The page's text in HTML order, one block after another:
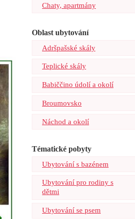
Chaty, apartmány
Oblast ubytování
Adršpašské skály
Teplické skály
Babiččino údolí a okolí
Broumovsko
Náchod a okolí
Tématické pobyty
Ubytování s bazénem
Ubytování pro rodiny s
dětmi
Ubytování se psem